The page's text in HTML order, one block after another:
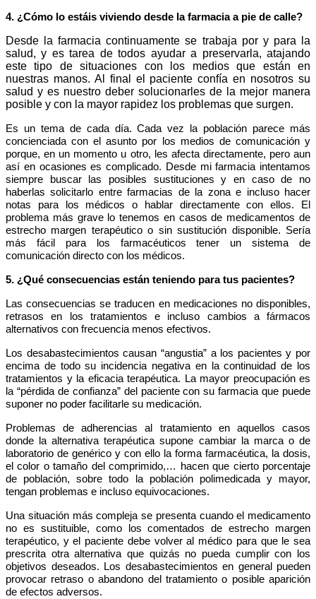
4. ¿Cómo lo estáis viviendo desde la farmacia a pie de calle?
Desde la farmacia continuamente se trabaja por y para la
salud, y es tarea de todos ayudar a preservarla, atajando
este tipo de situaciones con los medios que están en
nuestras manos. Al final el paciente confía en nosotros su
salud y es nuestro deber solucionarles de la mejor manera
posible y con la mayor rapidez los problemas que surgen.
Es un tema de cada día. Cada vez la población parece más
concienciada con el asunto por los medios de comunicación y
porque, en un momento u otro, les afecta directamente, pero aun
así en ocasiones es complicado. Desde mi farmacia intentamos
siempre buscar las posibles sustituciones y en caso de no
haberlas solicitarlo entre farmacias de la zona e incluso hacer
notas para los médicos o hablar directamente con ellos. El
problema más grave lo tenemos en casos de medicamentos de
estrecho margen terapéutico o sin sustitución disponible. Sería
más fácil para los farmacéuticos tener un sistema de
comunicación directo con los médicos.
5. ¿Qué consecuencias están teniendo para tus pacientes?
Las consecuencias se traducen en medicaciones no disponibles,
retrasos en los tratamientos e incluso cambios a fármacos
alternativos con frecuencia menos efectivos.
Los desabastecimientoscausan “angustia” a los pacientes y por
encima de todo su incidencia negativa en la continuidad de los
tratamientos y la eficacia terapéutica. La mayor preocupaciónes
la “pérdida de confianza” del paciente con su farmacia que puede
suponer no poder facilitarle su medicación.
Problemas de adherencias al tratamiento en aquellos casos
donde la alternativa terapéutica supone cambiar la marca o de
laboratorio de genérico y con ello la forma farmacéutica, la dosis,
el color o tamaño del comprimido,… hacen que cierto porcentaje
de población, sobre todo la población polimedicada y mayor,
tengan problemas e incluso equivocaciones.
Una situación más compleja se presenta cuando el medicamento
no es sustituible, como los comentados de estrecho margen
terapéutico, y el paciente debe volver al médico para que le sea
prescrita otra alternativa que quizás no pueda cumplir con los
objetivos deseados. Los desabastecimientos en general pueden
provocar retraso o abandono del tratamiento o posible aparición
de efectos adversos.